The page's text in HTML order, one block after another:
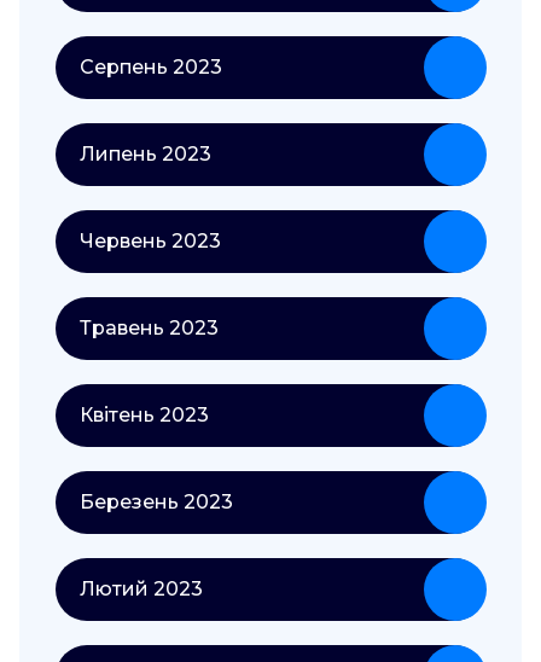
Серпень 2023
Липень 2023
Червень 2023
Травень 2023
Квітень 2023
Березень 2023
Лютий 2023